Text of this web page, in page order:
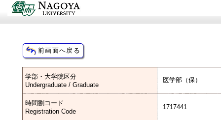
学部・大学院区分
Undergraduate / Graduate
医学部（保）
時間割コード
Registration Code
1717441